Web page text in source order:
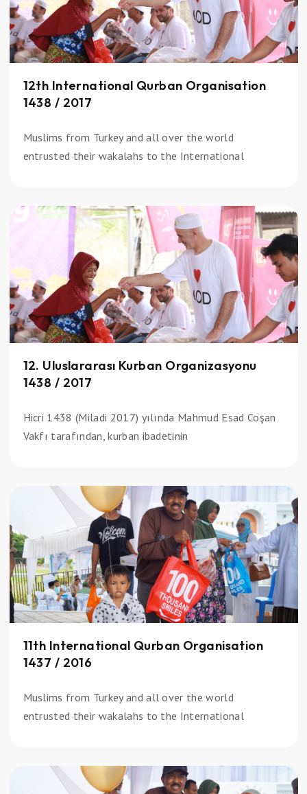
12th International Qurban Organisation
1438 / 2017
Muslims from Turkey and all over the world
entrusted their wakalahs to the International
12. Uluslararası Kurban Organizasyonu
1438 / 2017
Hicri 1438 (Miladi 2017) yılında Mahmud Esad Coşan
Vakfı tarafından, kurban ibadetinin
11th International Qurban Organisation
1437 / 2016
Muslims from Turkey and all over the world
entrusted their wakalahs to the International